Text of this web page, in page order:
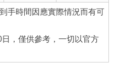
手時間因應實際情況而有可
，僅供參考，一切以官方